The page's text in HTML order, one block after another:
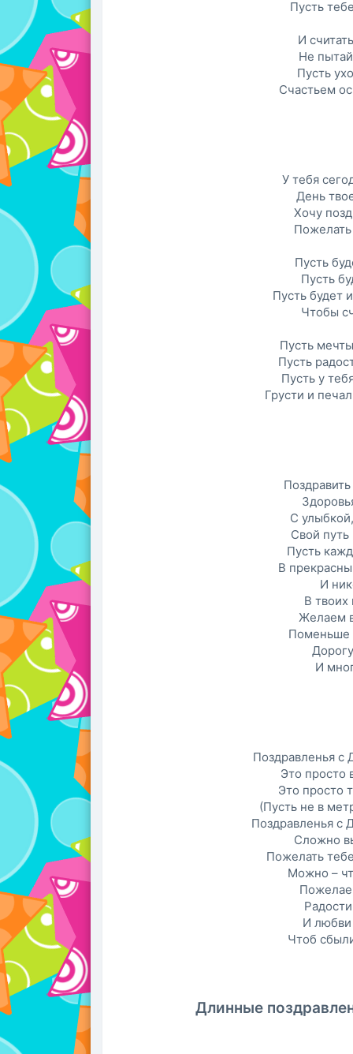
Пусть
И
Не
Пусть
Счастьем
У тебя
День
Хочу
Пусть
Пусть
Пусть будет
Чтобы
Пусть
Пусть
Пусть у
Грусти и
С
Свой
Пусть
В
И
В твоих
Желаем
Поменьше
И
Поздравленья с
Это просто
Это просто
(Пусть не в
Поздравленья с
Сложно
Пожелать
Можно –
И любви
Чтоб
Длинные